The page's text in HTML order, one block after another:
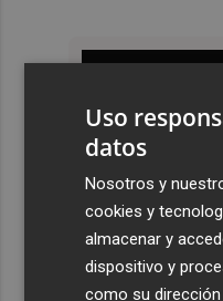
Uso
datos
Nosotros y
cookies y
almacenar y
dispositivo y
como su